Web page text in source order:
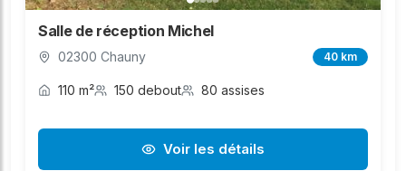
Salle de réception Michel
02300 Chauny 40 km
110 m² 150 debout 80 assises
Voir les détails